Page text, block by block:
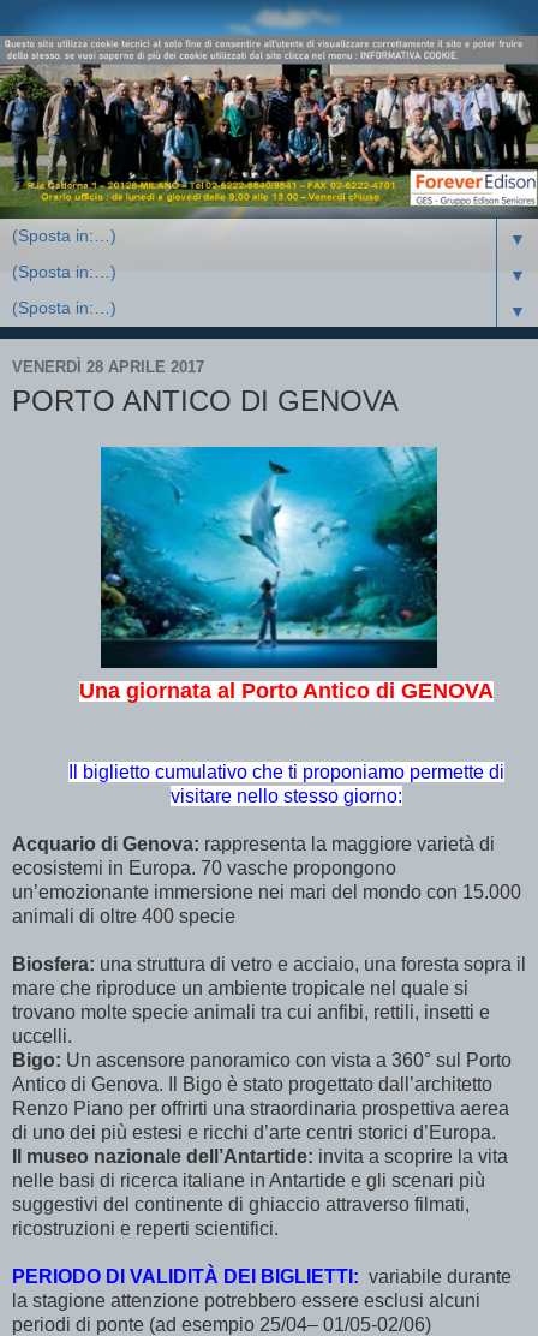
▼
▼
▼
VENERDÌ 28 APRILE 2017
PORTO ANTICO DI GENOVA
Una giornata al Porto Antico di GENOVA
Il biglietto cumulativo che ti proponiamo permette di
visitare nello stesso giorno:
Acquario di Genova: rappresenta la maggiore varietà di
ecosistemi in Europa. 70 vasche propongono
un’emozionante immersione nei mari del mondo con 15.000
animali di oltre 400 specie
Biosfera: una struttura di vetro e acciaio, una foresta sopra il
mare che riproduce un ambiente tropicale nel quale si
trovano molte specie animali tra cui anfibi, rettili, insetti e
uccelli.
Bigo: Un ascensore panoramico con vista a 360° sul Porto
Antico di Genova. Il Bigo è stato progettato dall’architetto
Renzo Piano per offrirti una straordinaria prospettiva aerea
di uno dei più estesi e ricchi d’arte centri storici d’Europa.
Il museo nazionale dell’Antartide: invita a scoprire la vita
nelle basi di ricerca italiane in Antartide e gli scenari più
suggestivi del continente di ghiaccio attraverso filmati,
ricostruzioni e reperti scientifici.
PERIODO DI VALIDITÀ DEI BIGLIETTI: variabile durante
la stagione attenzione potrebbero essere esclusi alcuni
periodi di ponte (ad esempio 25/04– 01/05-02/06)